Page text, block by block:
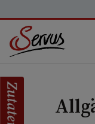
Zutaten